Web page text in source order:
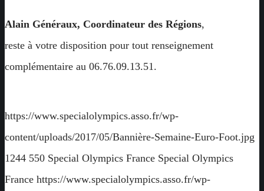
Alain Généraux, Coordinateur des Régions,
reste à votre disposition pour tout renseignement
complémentaire au 06.76.09.13.51.
https://www.specialolympics.asso.fr/wp-
content/uploads/2017/05/Bannière-Semaine-Euro-Foot.jpg
1244 550 Special Olympics France Special Olympics
France https://www.specialolympics.asso.fr/wp-